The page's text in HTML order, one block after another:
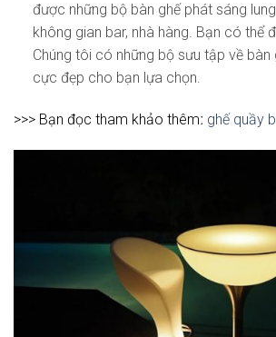
được những bộ bàn ghế phát sáng
không gian bar, nhà hàng. Bạn có thể
Chúng tôi có những bộ sưu tập về bàn
cực đẹp cho bạn lựa chọn.
>>> Bạn đọc tham khảo thêmː ghế quầy